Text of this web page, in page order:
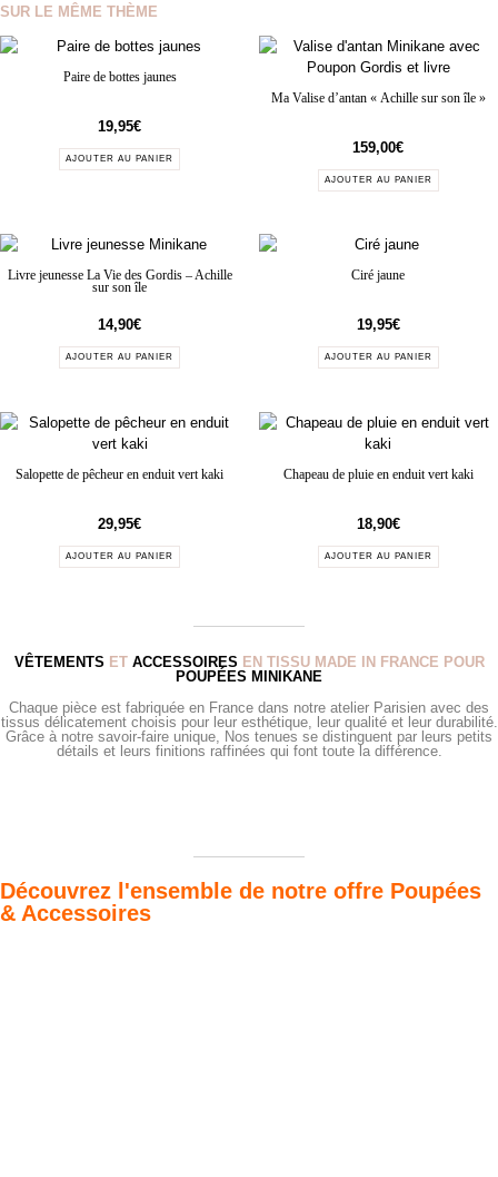
SUR LE MÊME THÈME
Paire de bottes jaunes
19,95€
AJOUTER AU PANIER
Ma Valise d’antan « Achille sur son île »
159,00€
AJOUTER AU PANIER
Livre jeunesse La Vie des Gordis – Achille
sur son île
14,90€
AJOUTER AU PANIER
Ciré jaune
19,95€
AJOUTER AU PANIER
Salopette de pêcheur en enduit vert kaki
29,95€
AJOUTER AU PANIER
Chapeau de pluie en enduit vert kaki
18,90€
AJOUTER AU PANIER
VÊTEMENTS ET ACCESSOIRES EN TISSU MADE IN FRANCE POUR
POUPÉES MINIKANE
Chaque pièce est fabriquée en France dans notre atelier Parisien avec des
tissus délicatement choisis pour leur esthétique, leur qualité et leur durabilité.
Grâce à notre savoir-faire unique, Nos tenues se distinguent par leurs petits
détails et leurs finitions raffinées qui font toute la différence.
Découvrez l'ensemble de notre offre Poupées
& Accessoires